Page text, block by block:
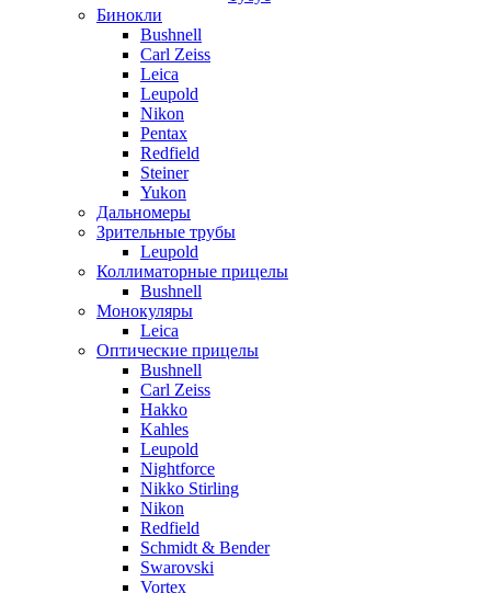
Бинокли
Bushnell
Carl Zeiss
Leica
Leupold
Nikon
Pentax
Redfield
Steiner
Yukon
Дальномеры
Зрительные трубы
Leupold
Коллиматорные прицелы
Bushnell
Монокуляры
Leica
Оптические прицелы
Bushnell
Carl Zeiss
Hakko
Kahles
Leupold
Nightforce
Nikko Stirling
Nikon
Redfield
Schmidt & Bender
Swarovski
Vortex